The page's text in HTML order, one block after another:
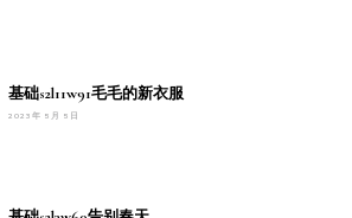
基础s2l11w91毛毛的新衣服
2023年 5月 5日